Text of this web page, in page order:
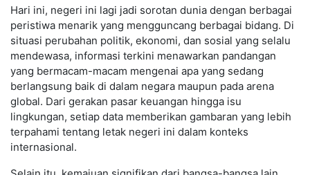
Hari ini, negeri ini lagi jadi sorotan dunia dengan berbagai
peristiwa menarik yang mengguncang berbagai bidang. Di
situasi perubahan politik, ekonomi, dan sosial yang selalu
mendewasa, informasi terkini menawarkan pandangan
yang bermacam-macam mengenai apa yang sedang
berlangsung baik di dalam negara maupun pada arena
global. Dari gerakan pasar keuangan hingga isu
lingkungan, setiap data memberikan gambaran yang lebih
terpahami tentang letak negeri ini dalam konteks
internasional.